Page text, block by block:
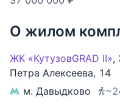
Интерьер выполнен в
стиле с
— ремонт создавался
в качестве.
европейская
О жилом
ЖК «КутузовGRAD II»,
Петра Алексеева, 14
м. Давыдково